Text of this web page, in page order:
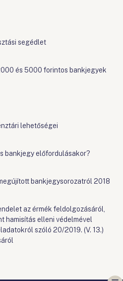
segédlet
és 5000 forintos bankjegyek
lehetőségei
bankjegy előfordulásakor?
bankjegysorozatról 2018
az érmék feldolgozásáról,
hamisítás elleni védelmével
szóló 20/2019. (V. 13.)